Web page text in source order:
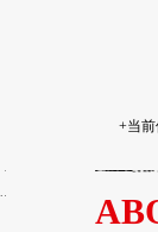
+当前